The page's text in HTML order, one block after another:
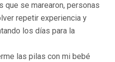
que se marearon, personas
repetir experiencia y
los días para la
las pilas con mi bebé